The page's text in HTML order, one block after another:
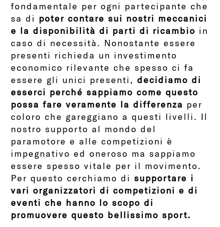
fondamentale per ogni partecipante che
sa di poter contare sui nostri meccanici
e la disponibilità di parti di ricambio in
caso di necessità. Nonostante essere
presenti richieda un investimento
economico rilevante che spesso ci fa
essere gli unici presenti,decidiamo di
esserci perché sappiamo come questo
possa fare veramente la differenza per
coloro che gareggiano a questi livelli. Il
nostro supporto al mondo del
paramotore e alle competizioni è
impegnativo ed oneroso ma sappiamo
essere spesso vitale per il movimento.
Per questo cerchiamo disupportare i
vari organizzatori di competizioni e di
eventi che hanno lo scopo di
promuovere questo bellissimo sport.